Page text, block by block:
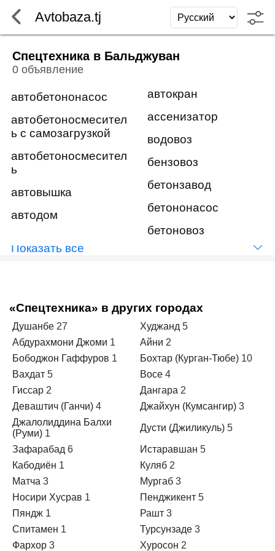
Avtobaza.tj
Спецтехника в Бальджуван
0 объявление
автобетононасос
автобетоносмесител
ь с самозагрузкой
автобетоносмесител
ь
автовышка
автодом
автокран
ассенизатор
водовоз
бензовоз
бетонзавод
бетононасос
бетоновоз
Показать всё
«Спецтехника» в других городах
Душанбе 27 Худжанд 5
Абдурахмони Джоми 1 Айни 2
Бободжон Гаффуров 1 Бохтар (Курган-Тюбе) 10
Вахдат 5 Восе 4
Гиссар 2 Дангара 2
Деваштич (Ганчи) 4 Джайхун (Кумсангир) 3
Джалолиддина Балхи
(Руми) 1
Дусти (Джиликуль) 5
Зафарабад 6 Истаравшан 5
Кабодиён 1 Куляб 2
Матча 3 Мургаб 3
Носири Хусрав 1 Пенджикент 5
Пяндж 1 Рашт 3
Спитамен 1 Турсунзаде 3
Фархор 3 Хуросон 2